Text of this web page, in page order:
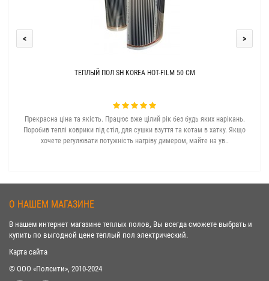
ТЕПЛЫЙ ПОЛ SH KOREA HOT-FILM 50 СМ
Прекрасна ціна та якість. Працює вже цілий рік без будь яких нарікань.
Поробив теплі коврики під стіл, для сушки взуття та котам в хатку. Якщо
хочете регулювати потужність нагріву димером, майте на ув..
< >
О НАШЕМ МАГАЗИНЕ
В нашем интернет магазине теплых полов, Вы всегда сможете выбрать и
купить по выгодной цене теплый пол электрический.
Карта сайта
© ООО «Полсити», 2010-2024